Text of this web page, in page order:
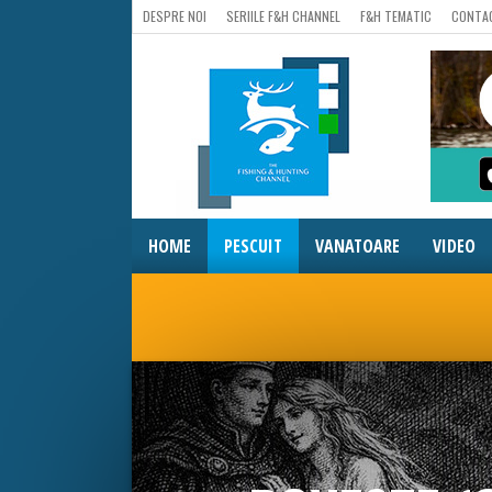
DESPRE NOI SERIILE F&H CHANNEL F&H TEMATIC
HOME PESCUIT VANATOARE VIDEO